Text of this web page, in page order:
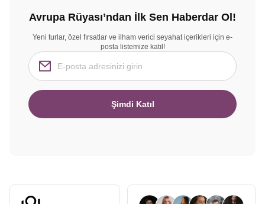
Avrupa Rüyası’ndan İlk Sen Haberdar Ol!
Yeni turlar, özel fırsatlar ve ilham verici seyahat içerikleri için e-
posta listemize katıl!
Şimdi Katıl